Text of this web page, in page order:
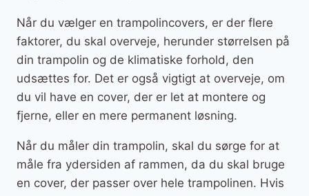
Når du vælger en trampolincovers, er der flere
faktorer, du skal overveje, herunder størrelsen på
din trampolin og de klimatiske forhold, den
udsættes for. Det er også vigtigt at overveje, om
du vil have en cover, der er let at montere og
fjerne, eller en mere permanent løsning.
Når du måler din trampolin, skal du sørge for at
måle fra ydersiden af rammen, da du skal bruge
en cover, der passer over hele trampolinen. Hvis